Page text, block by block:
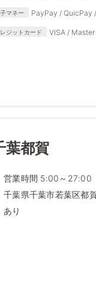
マネー
PayPay / QuicPay
ジットカード
VISA /
葉都賀
営業時間 5:00～27:00
千葉県千葉市若葉区都
あり